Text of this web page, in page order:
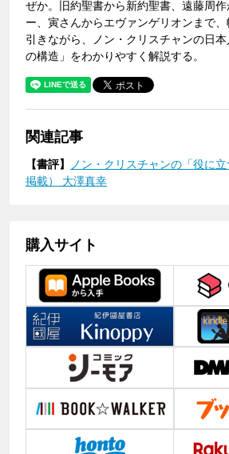
ぜか。旧約聖書から新約聖書、遠藤周
ー、寅さんからエヴァンゲリオンまで
引きながら、ノン・クリスチャンの日
の構造」をわかりやすく解説する。
関連記事
【書評】 ノン・クリスチャンの「役に
掲載） 大澤真幸
購入サイト